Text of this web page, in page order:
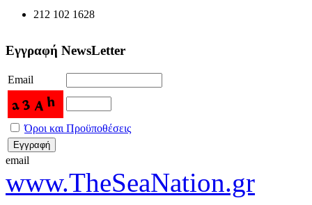
212 102 1628
Εγγραφή NewsLetter
Email
Όροι και Προϋποθέσεις
email
www.TheSeaNation.gr